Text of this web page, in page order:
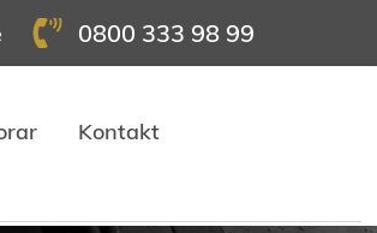
0800 333 98 99
Kontakt